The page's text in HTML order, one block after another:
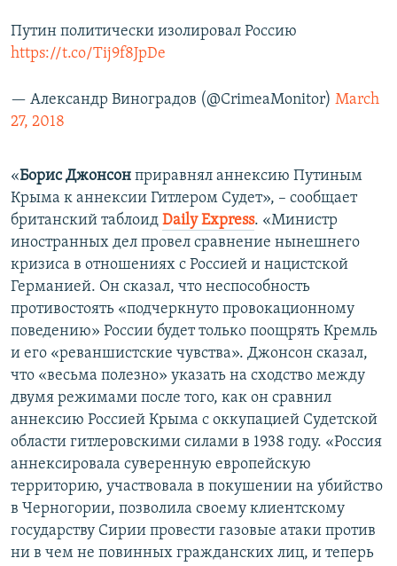
Путин политически изолировал Россию
https://t.co/Tij9f8JpDe
— Александр Виноградов (@CrimeaMonitor) March
27, 2018
«Борис Джонсон приравнял аннексию Путиным
Крыма к аннексии Гитлером Судет», – сообщает
британский таблоид Daily Express. «Министр
иностранных дел провел сравнение нынешнего
кризиса в отношениях с Россией и нацистской
Германией. Он сказал, что неспособность
противостоять «подчеркнуто провокационному
поведению» России будет только поощрять Кремль
и его «реваншистские чувства». Джонсон сказал,
что «весьма полезно» указать на сходство между
двумя режимами после того, как он сравнил
аннексию Россией Крыма с оккупацией Судетской
области гитлеровскими силами в 1938 году. «Россия
аннексировала суверенную европейскую
территорию, участвовала в покушении на убийство
в Черногории, позволила своему клиентскому
государству Сирии провести газовые атаки против
ни в чем не повинных гражданских лиц, и теперь